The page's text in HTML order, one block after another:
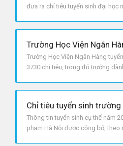
đưa ra chỉ tiêu tuyển sinh đại học
Trường Học Viện Ngân Hàng
3730 chỉ tiêu, trong đó trường
Thông tin tuyển sinh cụ thể năm
phạm Hà Nội được công bố, theo